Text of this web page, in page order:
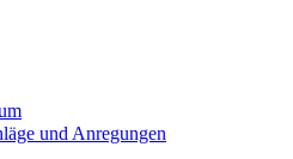
und Anregungen